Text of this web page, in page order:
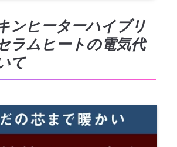
ンヒーターハイブリ
ラムヒートの電気代
て